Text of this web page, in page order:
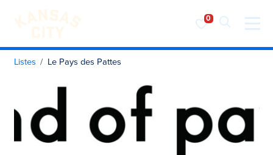
Visiter KC
Skip to content
Listes Le Pays des Pattes